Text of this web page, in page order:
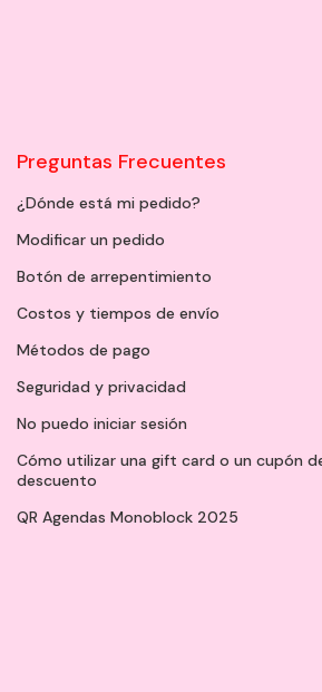
Preguntas Frecuentes
¿Dónde está mi pedido?
Modificar un pedido
Botón de arrepentimiento
Costos y tiempos de envío
Métodos de pago
Seguridad y privacidad
No puedo iniciar sesión
Cómo utilizar una gift card o un cupón
descuento
QR Agendas Monoblock 2025